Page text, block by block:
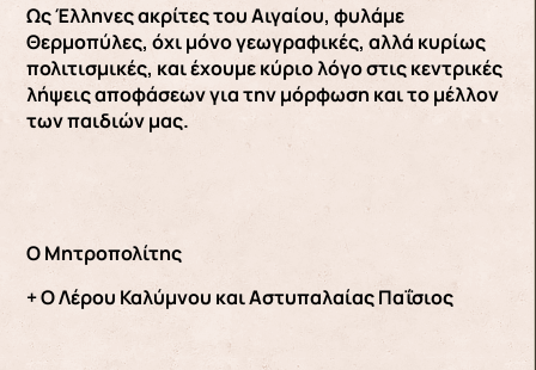
Ως Έλληνες ακρίτες του Αιγαίου, φυλάμε
Θερμοπύλες, όχι μόνο γεωγραφικές, αλλά κυρίως
πολιτισμικές, και έχουμε κύριο λόγο στις κεντρικές
λήψεις αποφάσεων για την μόρφωση και το μέλλον
των παιδιών μας.
Ο Μητροπολίτης
+ Ο Λέρου Καλύμνου και Αστυπαλαίας Παΐσιος